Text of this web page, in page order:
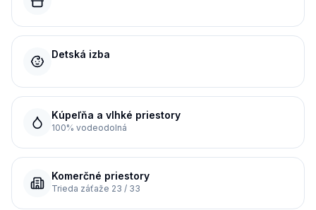
Detská izba
Kúpeľňa a vlhké priestory
100% vodeodolná
Komerčné priestory
Trieda záťaže 23 / 33